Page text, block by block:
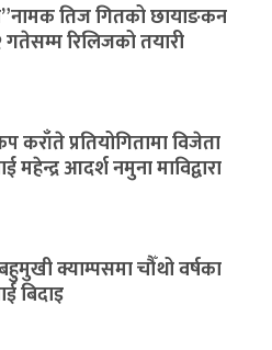
तिज गितको छायाङकन
गतेसम्म रिलिजको तयारी
कराँते प्रतियोगितामा विजेता
महेन्द्र आदर्श नमुना माविद्वारा
क्याम्पसमा चौँथो वर्षका
बिदाइ